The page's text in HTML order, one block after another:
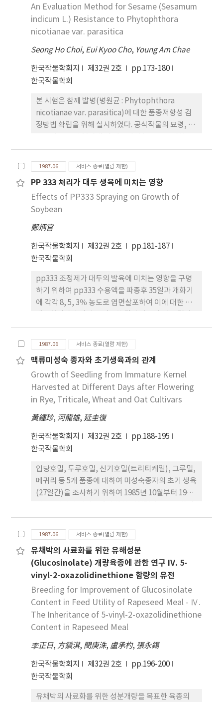
로 없었다. 12. 시험결과를 종합해 볼 때 대체로 토양
pH가 5인 산성조건에서는 영양생장이 억제되어 경
장, 절수, 건물중, 엽면적 및 엽록소함량간 등
으며, 엽수도 같은 경향이었다. 것으로 기대되었다.통
옥수수보다 2∼3배 높았다. 4. 맛을 기준으로 한 수확
적기는 출사 후 27일이었다. 가변성 고형물과 맛과는
맛과는 관계가 없거나 부의 상관이 있었다. 전당함양
과 가용성 고형물과는 관계가 없거나 부의 상관이 있
었다.장백콩 및 봉의에서 그 차이가 현저하였다. 그러
다. 8. 수량구성요소중 개체당 협수 및 입수는 토양
pH가 낮은 경우에 크게 감소하였고 그 정도는 또한
품종에 따라 현저한 차이가 있어 단엽중과 황금콩에
나 협당 입수와 100입중은 토양산도에 따른 유의적
차이를 인정할 수 없었다. 9 종실수량은 품종. 토양산
황금콩은 각 토양pH 수준에서 다른 품종에 비하여 가
장 다수이었고 단엽콩과 장단백목은 pH 7 수준에서
는 다른 품종에 비하여 다수이었으나 pH 5 수준에서
는 황금콩이외의 품종에서는 현저한 차이가 없었다.
고 봉의와 외알콩에서는 미미하였으며 그 밖의 품종
에서는 현저한 차이가 있었다. 10. 수량과 수량구성요
적 상관을 나타내었고 특히 토양 pH 5 수준에서 보다
높은 상관관계를 나타내었으며 개체당 협수는 pH 5
수준에서는 수량과 유의적 상관을 보였으나 pH 7 수
어졌는데 그 정도는 품종에 따라 현저한 차이가 있으
며 장백콩. 장단백목 및 외알콩 등에서는 그 차이가 별
pH가 5인 산성조건에서는 영양생장이 억제되어 경
장, 절
바람은 태백산맥을 넘어오면서 휀(Fohn) 현상에 의
한 고온건조한 편서풍과 해양에서 내륙으로 부는 한
냉과습한 냉조풍이었으며 도작기간중 발생빈도가 각
효과였으며 방풍망이 설치된 지점으로부터 1m에서
는 23.9%, 10m에서는 35.8%, 20m에서는 26.9%
감풍효과가 있었으며 그 효과는 설치된 방풍망 높이
효과는 기온, 지온, 수온의 상승효과였으며 무방풍구
에 비해 기온은 최고 0.7℃ , 최저 0.4℃ , 평균 0.1℃
상승되었으며 수온은 최고 0.3℃ , 최저 0.3℃ 상승되
에 따른 3차 효과는 생육촉진 감수경감, 품질향상의
효과가 있었으며 무방풍구에 비해 출수기가 2~5일 단
축되었고 간장, 주당수수, 수당영화수, 임실율의 증
가로 20~28% 증수효과가 있었으며 완전중의 비율도
높았다. 6. 벼알의 변색정도가 심할수록 등숙율과 정
조 1,000 입중이 현저하게 떨어졌으며 그 감소정도와
부의 상관관계가 있었다. 7. 방풍망 설치방법별로는
할 수 있는 종합방풍시설이 가장 효과가 컸으며 방풍
망 설치시기별로는 수잉기에 설치하는 것이 가장 효
An Evaluation Method for Sesame (Sesamum
indicum L.) Resistance to Phytophthora
nicotianae var. parasitica
Seong Ho Choi, Eui Kyoo Cho, Young Am Chae
한국작물학회지 제32권 2호
pp.173-180
한국작물학회
본 시험은 참깨 발병(병원균 : Phytophthora
nicotianae var. parasitica)에 대한 품종저항성 검
정방법 확립을 위해 실시하였다. 공식작물의 묘령, 접
도저항성계통 B-67, IS 103과 나병성계통 수원9호,
수원 2006 모두의 병진전속도와 발병심도에 영향을
주는 것으로 나타났다. 그러나, 파종후 20일된 유묘에
1 m 당 200개 포자상의 접종원을 폿트(8 16.7
7.2cm)당 10m 씩 토양표면에 접종한 후 저면관수로
토양수분을 포화상태로 유지하였을 때 계통간 저항성
하였을 때는 토양접종을 하였을 때나 분무접종을 하
였을 때 모두 계통간 저항성 차이를 잘 볼 수 있었다.
전술한 유묘검정방법에 의해 이병성계통인 수원
인 9.0을 보였다. 반면에 중도저항성계통인 B- 67은
이병수율로는 20%, 발병심도로는 1.7을 보였다. 발
병심도는 0에서 9까지 지수화하여 나타내었다. 예를
기가 변색된 경우, 9는 잎마름증상과 함께 줄기변색
이 지면부로 부터 10cm 이상인 경우이다. 품종간 저
결과는 발병심도로 조사한 검정결과와 잘 일치하였
다.
1987.06 서비스 종료(열람 제한)
PP 333 처리가 대두 생육에 미치는 영향
Effects of PP333 Spraying on Growth of
Soybean
鄭炳官
한국작물학회지 제32권 2호
pp.181-187
한국작물학회
pp333 조정제가 대두의 발육에 미치는 영향을 구명
하기 위하여 pp333 수용액을 파종후 35일과 개화기
에 각각 8, 5, 3％ 농도로 엽면살포하여 이에 대한 재
를 얻었다. 1. 단경화는 조기 그리고 고농도 처리에서
다소 큰 경향 이었다. 2. 절간별 단경화의 효과는 조기
처리에서 1∼3절, 5∼7절과 9∼11절 등 하, 중, 상위
절에서 컸으며 후기처리는 1∼3절과 10∼12절에서
컸다. 3. 절간별 경태는 조기처리에서 1절 4절과 6절
이상에서 후기처리는 4적과 8절 이상에서 감소하였
다. 4. 건연중은 무처리에 비하여 처리구는 개체당
며 농도간에는 별차가 없었다. 5. 건근중은 개체당
0.3g으로 처리간에 관계없이 무처리와 동일하였다. 5.
절간별 입수 및 입중은 조기처리에서 5절이상 후기처
고농도에서 증감변화가 컸다. 7. 도복피해를 경감시킬
수 있는 방법은 단경화가 촉진되고 100입중의 감소가
없이 안전한 수량성을 나타낼 수 있는 조기 5% 농도
1987.06 서비스 종료(열람 제한)
맥류미성숙 종자와 초기생육과의 관계
Growth of Seedling from Immature Kernel
Harvested at Different Days after Flowering
in Rye, Triticale, Wheat and Oat Cultivars
黃鍾珍, 河龍雄, 延圭復
한국작물학회지 제32권 2호
pp.188-195
한국작물학회
입당호밀, 두루호밀, 신기호밀(트리티케일), 그루밀,
메귀리 등 5개 품종에 대하여 미성숙종자의 초기 생육
(27일간)을 조사하기 위하여 1985년 10월부터 1987
다음과 같다. 1. 미성숙 종자의 천립중은 성숙기까지
계속 증가를 나타냈는데 (r=0.9000 이상), 입당호밀
과 두루호밀은 개화후 35 일 (각각 6월 19일, 6월 24
일), 신기호밀, 그루밀, 메귀리 등은 개화후 30일 (각
각 6월 29일, 6월 19일, 7월 9 일)에 천립중이 거의 최
대에 달하였다. 2. 미성숙 종자의 발아율은 종자의 천
립중 증가와는 상관이 높지 않았으며, 메귀리에서 개
화후 5일에 49 %의 발아를 보였고 개화후 10 일부터
는 94% 이상을 보였다. 기타 품종들도 어느 일정 시
기이후에는 90％ 이상의 높은 발아율을 보였다. 3. 미
과 고도의 정의 상관을 보였지만 신기호밀과 메귀리
에서 개화후 20 일, 25 일, 30 일 (성숙기)에 수확한
종자의 유식물체간에 그루밀에서는 개화후 25일, 30
온 유식물체의 생체중과 건물중은 종실의 천립중과
1987.06 서비스 종료(열람 제한)
유채박의 사료화를 위한 유해성분
(Glucosinolate) 개량육종에 관한 연구 IV. 5-
vinyl-2-oxazolidinethione 함량의 유전
Breeding for Improvement of Glucosinolate
Content in Feed Utility of Rapeseed Meal - Ⅳ.
The Inheritance of 5-vinyl-2-oxazolidinethione
Content in Rapeseed Meal
李正日, 方鎭淇, 閔庚洙, 盧承杓, 張永錫
한국작물학회지 제32권 2호
pp.196-200
한국작물학회
유채박의 사료화를 위한 성분개량을 목표한 육종의